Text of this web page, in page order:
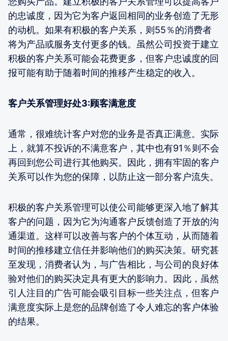
的忠诚度，因为它为客户返回相同的业务创造了无形
的动机。如果有积极的客户关系，则55％的消费者
将为产品或服务支付更多的钱。虽然公司投资于建立
积极的客户关系可能会花费更多，但客户忠诚度的回
报可能有助于随着时间的推移产生稳定的收入。
客户关系管理好处3:顾客满意度
通常，很难统计客户对您的业务是否真正满意。实际
上，就算不投诉的不满意客户，其中也有91％则不会
再回到您公司进行其他购买。因此，拥有牢固的客户
关系可以作为您的保障，以防止这一部分客户流失。
积极的客户关系管理可以使公司能够更深入地了解其
客户的问题，因为它为沟通客户反馈创造了开放的沟
通渠道。这样可以改善与客户的个体互动，从而随着
时间的推移建立信任并影响他们的购买决策。研究甚
至发现，消费者认为，与广告相比，与公司的良好体
验对他们的购买决定具有更大的影响力。因此，虽然
引人注目的广告可能会吸引目标一些关注点，但客户
满意度实际上是您的品牌创造了令人难忘的客户体验
的结果。